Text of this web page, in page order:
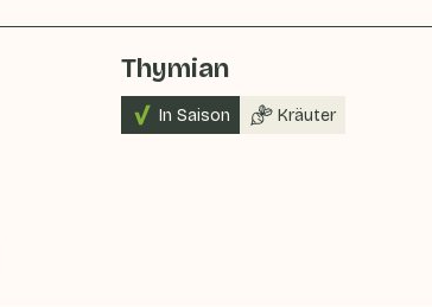
Thymian
In Saison Kräuter